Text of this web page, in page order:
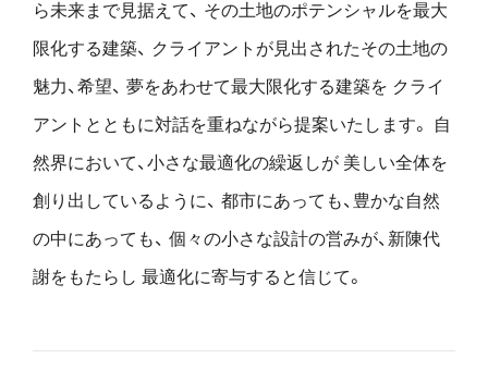
ら未来まで見据えて、 その土地のポテンシャルを最大
限化する建築、 クライアントが見出されたその土地の
魅力、希望、 夢をあわせて最大限化する建築を クライ
アントとともに対話を重ねながら提案いたします。
自
然界において、小さな最適化の繰返しが 美しい全体を
創り出しているように、 都市にあっても、豊かな自然
の中にあっても、 個々の小さな設計の営みが、新陳代
謝をもたらし 最適化に寄与すると信じて。